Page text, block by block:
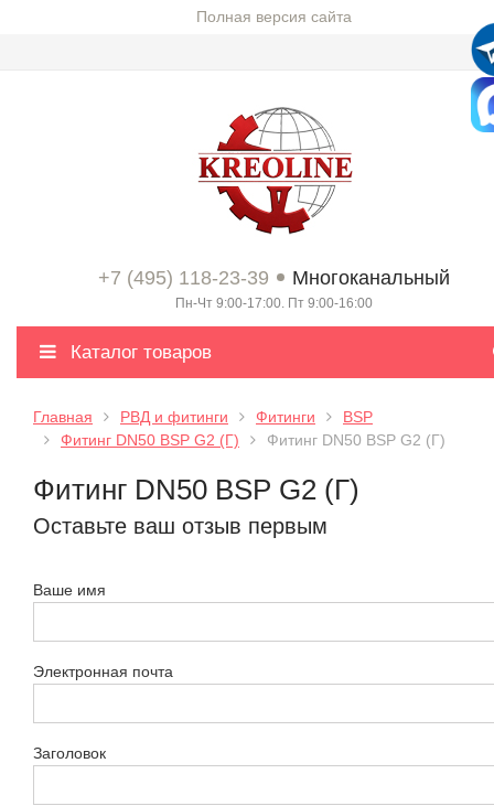
Полная версия сайта
+7 (495) 118-23-39 Многоканальный
Пн-Чт 9:00-17:00. Пт 9:00-16:00
Каталог товаров
Главная РВД и фитинги Фитинги
BSP
Фитинг DN50 BSP G2 (Г)
Фитинг DN50 BSP G2 (Г)
Фитинг DN50 BSP G2 (Г)
Оставьте ваш отзыв первым
Ваше имя
Электронная почта
Заголовок